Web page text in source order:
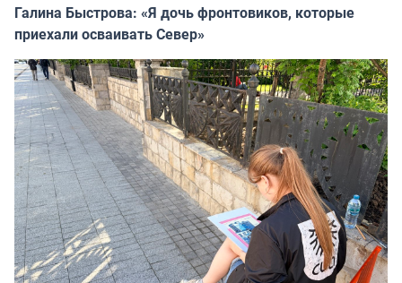
Галина Быстрова: «Я дочь фронтовиков, которые
приехали осваивать Север»